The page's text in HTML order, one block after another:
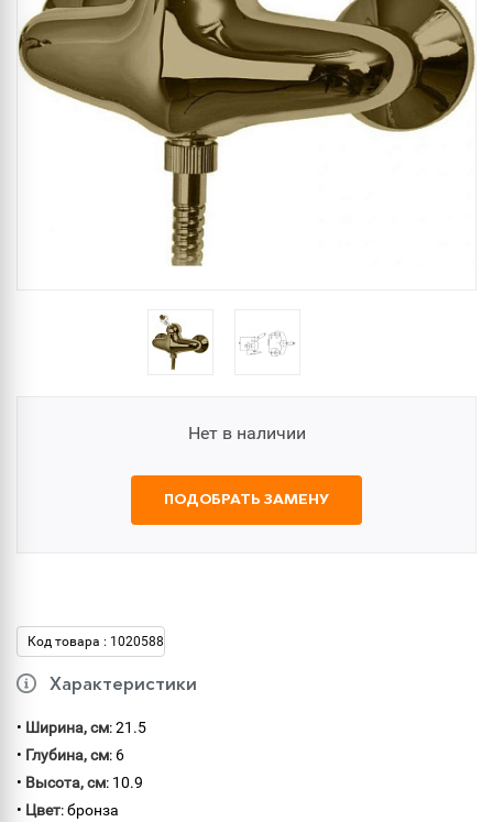
Нет в наличии
ПОДОБРАТЬ ЗАМЕНУ
Код товара : 1020588
Характеристики
• Ширина, см: 21.5
• Глубина, см: 6
• Высота, см: 10.9
• Цвет: бронза